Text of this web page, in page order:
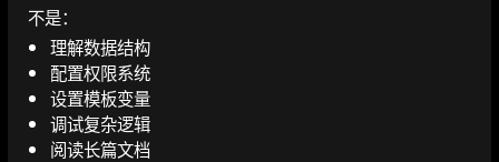
不是：
理解数据结构
配置权限系统
设置模板变量
调试复杂逻辑
阅读长篇文档